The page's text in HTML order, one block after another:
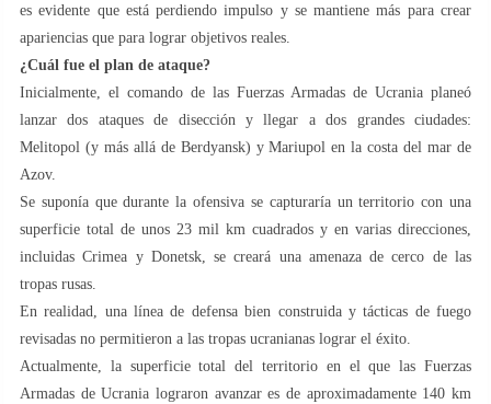
es evidente que está perdiendo impulso y se mantiene más para crear
apariencias que para lograr objetivos reales.
¿Cuál fue el plan de ataque?
Inicialmente, el comando de las Fuerzas Armadas de Ucrania planeó
lanzar dos ataques de disección y llegar a dos grandes ciudades:
Melitopol (y más allá de Berdyansk) y Mariupol en la costa del mar de
Azov.
Se suponía que durante la ofensiva se capturaría un territorio con una
superficie total de unos 23 mil km cuadrados y en varias direcciones,
incluidas Crimea y Donetsk, se creará una amenaza de cerco de las
tropas rusas.
En realidad, una línea de defensa bien construida y tácticas de fuego
revisadas no permitieron a las tropas ucranianas lograr el éxito.
Actualmente, la superficie total del territorio en el que las Fuerzas
Armadas de Ucrania lograron avanzar es de aproximadamente 140 km